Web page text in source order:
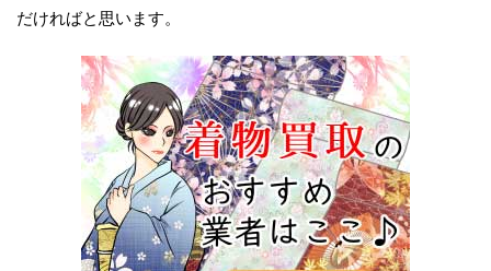
だければと思います。